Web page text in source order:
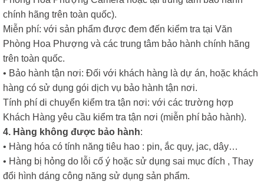
chính hãng trên toàn quốc).
Miễn phí: với sản phẩm được đem đến kiểm tra tại Văn
Phòng Hoa Phượng và các trung tâm bảo hành chính hãng
trên toàn quốc.
• Bảo hành tận nơi: Đối với khách hàng là dự án, hoặc khách
hàng có sử dụng gói dịch vụ bảo hành tận nơi.
Tính phí di chuyển kiểm tra tận nơi: với các trường hợp
Khách Hàng yêu cầu kiểm tra tận nơi (miễn phí bảo hành).
4. Hàng không được bảo hành:
• Hàng hóa có tính năng tiêu hao : pin, ắc quy, jac, dây…
• Hàng bị hỏng do lỗi cố ý hoặc sử dụng sai mục đích , Thay
đổi hình dáng công năng sử dụng sản phẩm.